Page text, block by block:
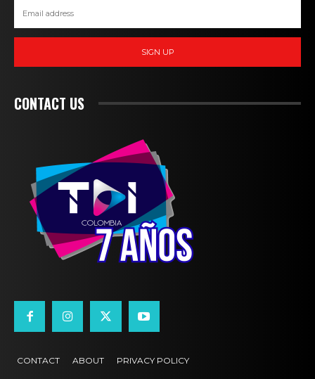
SIGN UP
CONTACT US
CONTACT ABOUT PRIVACY POLICY